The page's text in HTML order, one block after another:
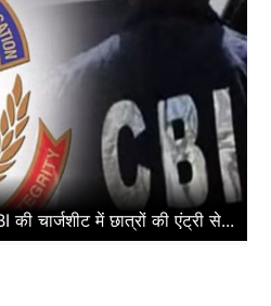
चार्जशीट में छात्रों की एंट्री से...